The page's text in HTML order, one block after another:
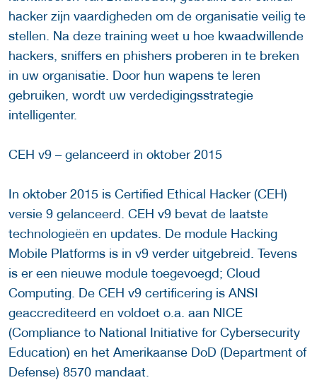
hacker zijn vaardigheden om de organisatie veilig te
stellen. Na deze training weet u hoe kwaadwillende
hackers, sniffers en phishers proberen in te breken
in uw organisatie. Door hun wapens te leren
gebruiken, wordt uw verdedigingsstrategie
intelligenter.
CEH v9 – gelanceerd in oktober 2015
In oktober 2015 is Certified Ethical Hacker (CEH)
versie 9 gelanceerd. CEH v9 bevat de laatste
technologieën en updates. De module Hacking
Mobile Platforms is in v9 verder uitgebreid. Tevens
is er een nieuwe module toegevoegd; Cloud
Computing. De CEH v9 certificering is ANSI
geaccrediteerd en voldoet o.a. aan NICE
(Compliance to National Initiative for Cybersecurity
Education) en het Amerikaanse DoD (Department of
Defense) 8570 mandaat.